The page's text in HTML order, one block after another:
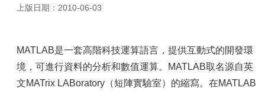
於
服
務
陣
上版日期：2010-06-03
MATLAB是一套高階科技運算語言，提供互動式的開發環
境，可進行資料的分析和數值運算。MATLAB取名源自英
文MATrix LABoratory（短陣實驗室）的縮寫。在MATLAB